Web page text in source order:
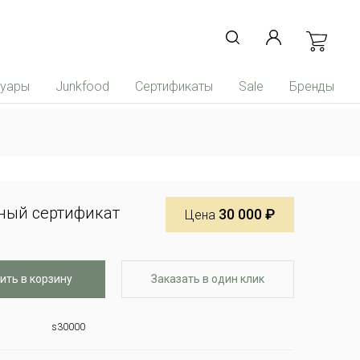
Junkfood Сертификаты Sale Бренды
сертификат
Цена 30 000 ₽
в корзину Заказать в один клик
s30000